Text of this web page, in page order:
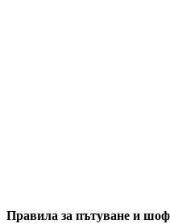
Правила за пътуване и